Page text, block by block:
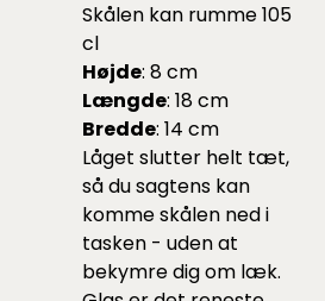
Skålen kan rumme 105
cl
Højde: 8 cm
Længde: 18 cm
Bredde: 14 cm
Låget slutter helt tæt,
så du sagtens kan
komme skålen ned i
tasken - uden at
bekymre dig om læk.